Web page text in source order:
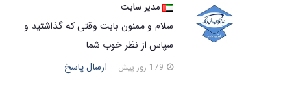
مدیر سایت
سلام و ممنون بابت وقتی که گذاشتید و
سپاس از نظر خوب شما
ارسال پاسخ